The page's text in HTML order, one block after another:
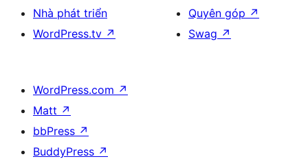
Nhà phát triển
WordPress.tv ↗
Quyên góp ↗
Swag ↗
WordPress.com ↗
Matt ↗
bbPress ↗
BuddyPress ↗